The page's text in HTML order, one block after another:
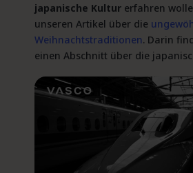
japanische Kulturerfahren
unseren Artikel über die
Weihnachtstraditionen. Darin
einen Abschnitt über die